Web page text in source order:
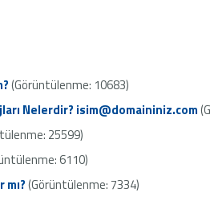
(Görüntülenme: 10683)
Nelerdir? isim@domaininiz.com
25599)
6110)
(Görüntülenme: 7334)